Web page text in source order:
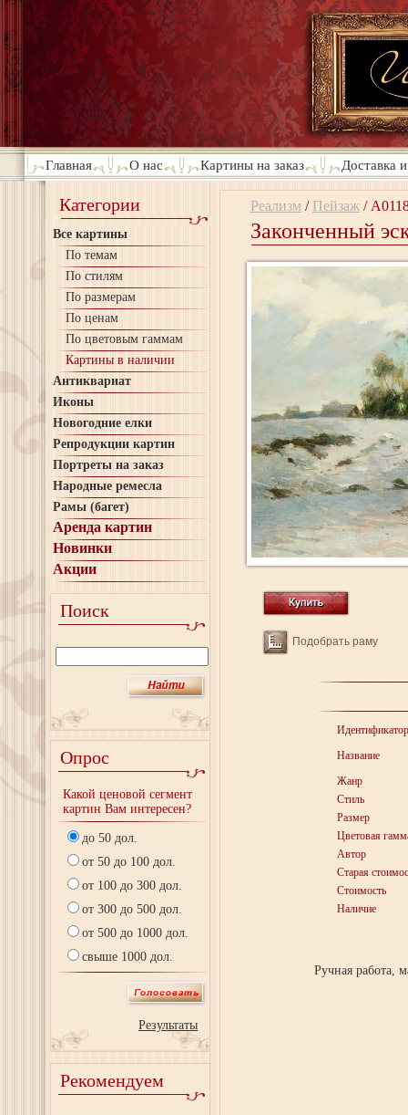
Главная О нас Картины на заказ Доставка
Категории
Все картины
По темам
По стилям
По размерам
По ценам
По цветовым гаммам
Картины в наличии
Антиквариат
Иконы
Новогодние елки
Репродукции картин
Портреты на заказ
Народные ремесла
Рамы (багет)
Аренда картин
Новинки
Акции
Поиск
Опрос
Какой ценовой сегмент
картин Вам интересен?
до 50 дол.
от 50 до 100 дол.
от 100 до 300 дол.
от 300 до 500 дол.
от 500 до 1000 дол.
свыше 1000 дол.
Результаты
Рекомендуем
Реализм / Пейзаж /
Законченный
Подобрать раму
Идентификатор
Название
Жанр
Стиль
Размер
Цветовая
Автор
Старая
Стоимость
Наличие
Ручная работа,